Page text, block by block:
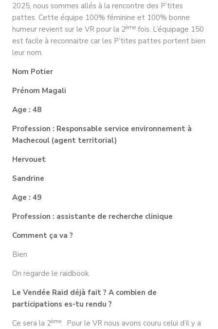
2025, nous sommes allés à la rencontre des P’tites
pattes. Cette équipe 100% féminine et 100% bonne
humeur revient sur le VR pour la 2ème fois. L’équipage 150
est facile à reconnaitre car les P’tites pattes portent bien
leur nom.
Nom Potier
Prénom Magali
Age : 48
Profession : Responsable service environnement à
Machecoul (agent territorial)
Hervouet
Sandrine
Age : 49
Profession : assistante de recherche clinique
Comment ça va ?
Bien
On regarde le raidbook.
Le Vendée Raid déjà fait ? A combien de
participations es-tu rendu ?
Ce sera la 2ème. Pour le VR nous avons couru celui d’il y a